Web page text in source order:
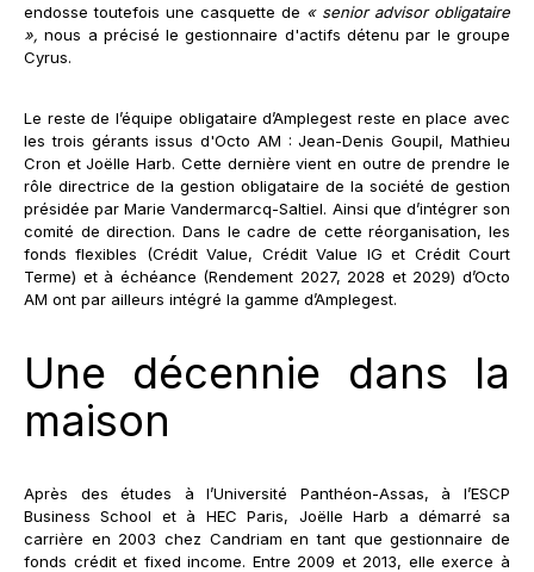
endosse toutefois une casquette de « senior advisor obligataire
», nous a précisé le gestionnaire d'actifs détenu par le groupe
Cyrus.
Le reste de l’équipe obligataire d’Amplegest reste en place avec
les trois gérants issus d'Octo AM : Jean-Denis Goupil, Mathieu
Cron et Joëlle Harb. Cette dernière vient en outre de prendre le
rôle directrice de la gestion obligataire de la société de gestion
présidée par Marie Vandermarcq-Saltiel. Ainsi que d’intégrer son
comité de direction. Dans le cadre de cette réorganisation, les
fonds flexibles (Crédit Value, Crédit Value IG et Crédit Court
Terme) et à échéance (Rendement 2027, 2028 et 2029) d’Octo
AM ont par ailleurs intégré la gamme d’Amplegest.
Une décennie dans la
maison
Après des études à l’Université Panthéon-Assas, à l’ESCP
Business School et à HEC Paris, Joëlle Harb a démarré sa
carrière en 2003 chez Candriam en tant que gestionnaire de
fonds crédit et fixed income. Entre 2009 et 2013, elle exerce à